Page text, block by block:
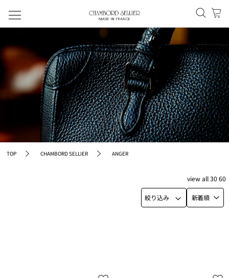
TOP CHAMBORD SELLIER ANGER
絞り込み 新着順
viewall30 60